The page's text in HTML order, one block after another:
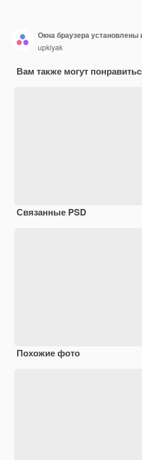
Окна браузера
upklyak
Вам также могут
Связанные PSD
Похожие фото